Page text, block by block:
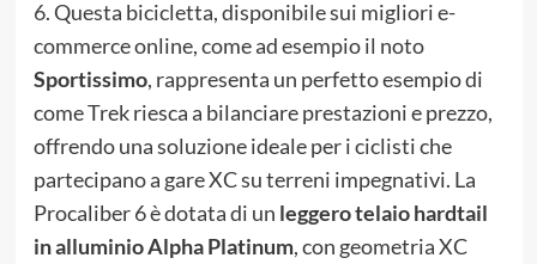
6. Questa bicicletta, disponibile sui migliori e-
commerce online, come ad esempio il noto
Sportissimo, rappresenta un perfetto esempio di
come Trek riesca a bilanciare prestazioni e prezzo,
offrendo una soluzione ideale per i ciclisti che
partecipano a gare XC su terreni impegnativi. La
Procaliber 6 è dotata di un leggero telaio hardtail
in alluminio Alpha Platinum, con geometria XC